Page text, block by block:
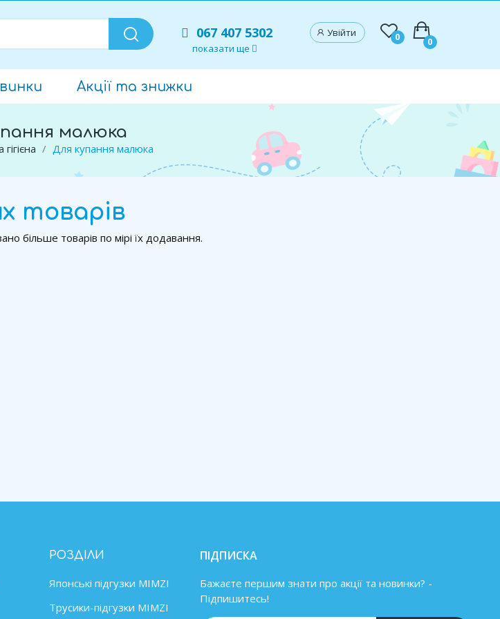
067 407 5302
показати ще
Увійти 0 0
Акції та знижки
малюка
Для купання малюка
товарів
більше товарів по мірі їх додавання.
РОЗДІЛИ
Японські підгузки MIMZІ
Трусики-підгузки MIMZI
ПІДПИСКА
Бажаєте першим знати про акції та новинки? -
Підпишитесь!